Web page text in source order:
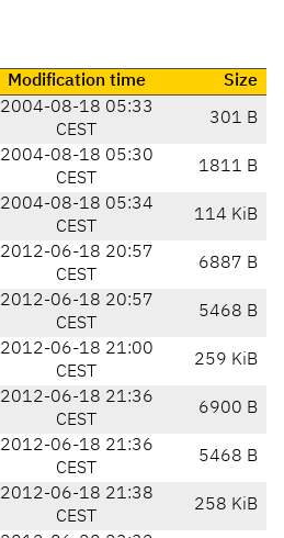
Modification time
Size
2004-08-18 05:33
CEST
301 B
2004-08-18 05:30
CEST
1811 B
2004-08-18 05:34
CEST
114 KiB
2012-06-18 20:57
CEST
6887 B
2012-06-18 20:57
CEST
5468 B
2012-06-18 21:00
CEST
259 KiB
2012-06-18 21:36
CEST
6900 B
2012-06-18 21:36
CEST
5468 B
2012-06-18 21:38
CEST
258 KiB